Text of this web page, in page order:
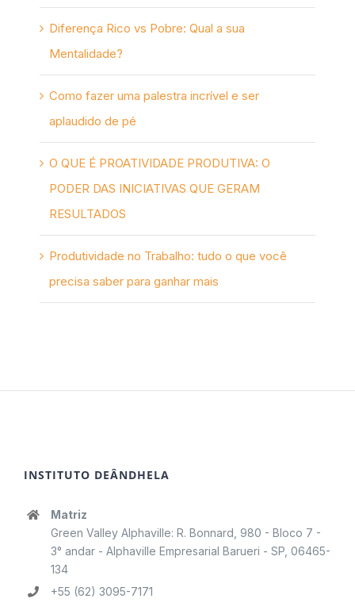
Diferença Rico vs Pobre: Qual a sua
Mentalidade?
Como fazer uma palestra incrível e ser
aplaudido de pé
O QUE É PROATIVIDADE PRODUTIVA: O
PODER DAS INICIATIVAS QUE GERAM
RESULTADOS
Produtividade no Trabalho: tudo o que você
precisa saber para ganhar mais
INSTITUTO DEÂNDHELA
Matriz
Green Valley Alphaville: R. Bonnard, 980 - Bloco 7 -
3° andar - Alphaville Empresarial Barueri - SP, 06465-
134
+55 (62) 3095-7171